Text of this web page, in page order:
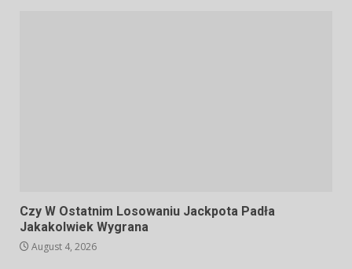
Czy W Ostatnim Losowaniu Jackpota Padła
Jakakolwiek Wygrana
August 4, 2026